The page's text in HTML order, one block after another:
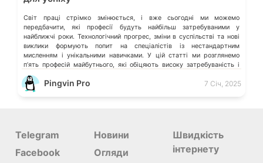
Світ праці стрімко змінюється, і вже сьогодні ми можемо
передбачити, які професії будуть найбільш затребуваними у
найближчі роки. Технологічний прогрес, зміни в суспільстві та нові
виклики формують попит на спеціалістів із нестандартним
мисленням і унікальними навичками. У цій статті ми розглянемо
пʼять професій майбутнього, які обіцяють високу затребуваність і
конкурентні зарплати. Опанування цих професій може […]
Pingvin Pro 7 Січ, 2025
Telegram
Facebook
Новини
Огляди
Швидкість
інтернету